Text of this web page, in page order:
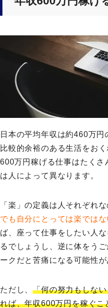
日本の平均年収は約460万
比較的余裕のある生活をお
600万円稼げる仕事はたくさ
は人によって異なります。
「楽」の定義は人それぞれな
でも自分にとっては楽ではな
ば、座って仕事をしたい人
るでしょうし、逆に体をう
ークだと苦痛になる可能性が
ただし、「何の努力もしな
れば、年収600万円を稼ぐ